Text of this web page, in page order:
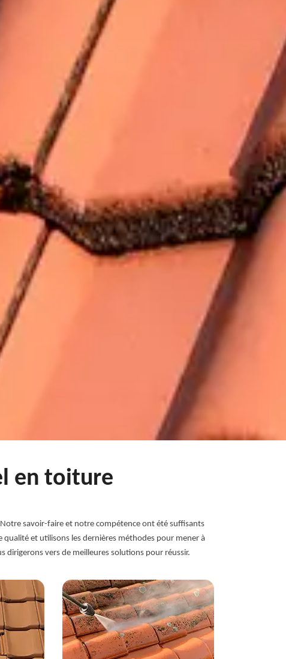
en toiture
savoir-faire et notre compétence ont été suffisants
et utilisons les dernières méthodes pour mener à
dirigerons vers de meilleures solutions pour réussir.